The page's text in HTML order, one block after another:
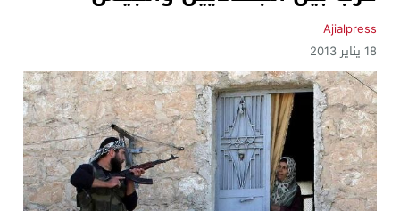
Ajialpress
18 يناير 2013